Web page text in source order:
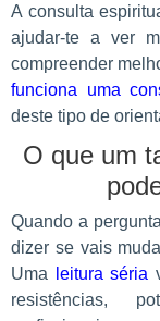
A consulta
ajudar-te a ver
compreender
funciona uma
deste tipo de
O que um
Quando a
dizer se vais
Uma
leitura séria
resistências,